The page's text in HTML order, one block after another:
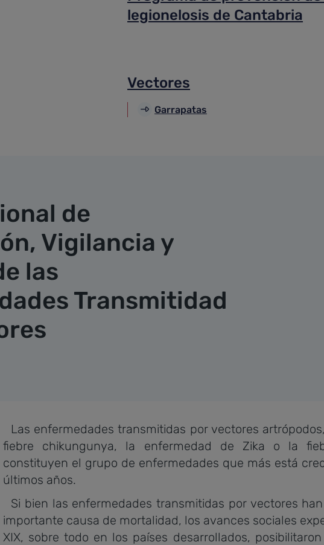
legionelosis de Cantabria
Vectores
Garrapatas
de
Vigilancia y
las
Transmitidad
Las enfermedades transmitidas por vectores
fiebre chikungunya, la enfermedad de Zika o la
constituyen el grupo de enfermedades que más está
últimos años.
Si bien las enfermedades transmitidas por vectores
importante causa de mortalidad, los avances sociales
XIX, sobre todo en los países desarrollados,